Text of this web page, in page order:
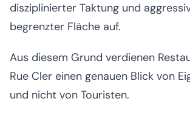
disziplinierter Taktung und
begrenzter Fläche auf.
Aus diesem Grund verdienen
Rue Cler einen genauen Blick von
und nicht von Touristen.